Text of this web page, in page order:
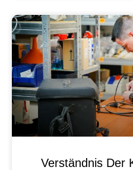
Verständnis Der